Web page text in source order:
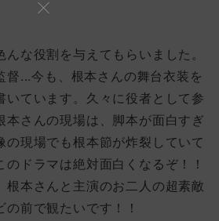
な役割を与えてもらいました。
督...今も、根本さんの舞台衣装を
いています。久々に役者として参
本さんの現場は、脚本が面白すぎ
の現場でも根本節が炸裂していて
ドラマは絶対面白くなるぞ！！
根本さんと主演のお二人の超素敵
前で観たいです！！